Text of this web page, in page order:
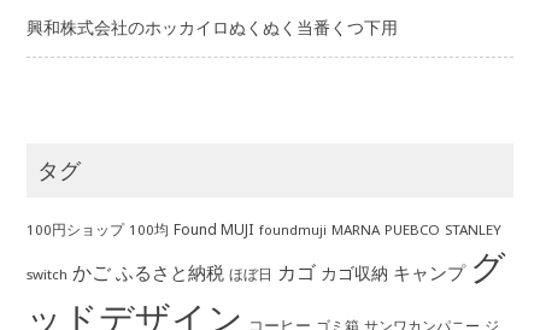
興和株式会社のホッカイロぬくぬく当番くつ下用
タグ
100円ショップ 100均 Found MUJI foundmuji MARNA PUEBCO STANLEY
switch かご ふるさと納税 ほぼ日 カゴ カゴ収納 キャンプ グ
ッドデザイン コーヒー
ジ